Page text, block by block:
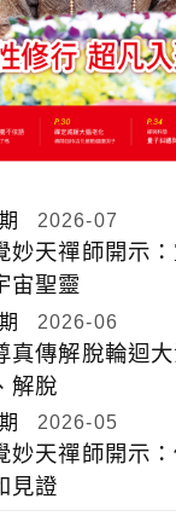
期 2026-07
妙天禪師開示
宙聖靈
期 2026-06
真傳解脫輪迴大
解脫
期 2026-05
妙天禪師開示
見證